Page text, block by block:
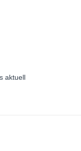
aktuell